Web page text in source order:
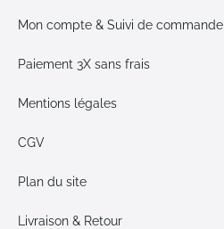
Mon compte & Suivi de commande
Paiement 3X sans frais
Mentions légales
CGV
Plan du site
Livraison & Retour